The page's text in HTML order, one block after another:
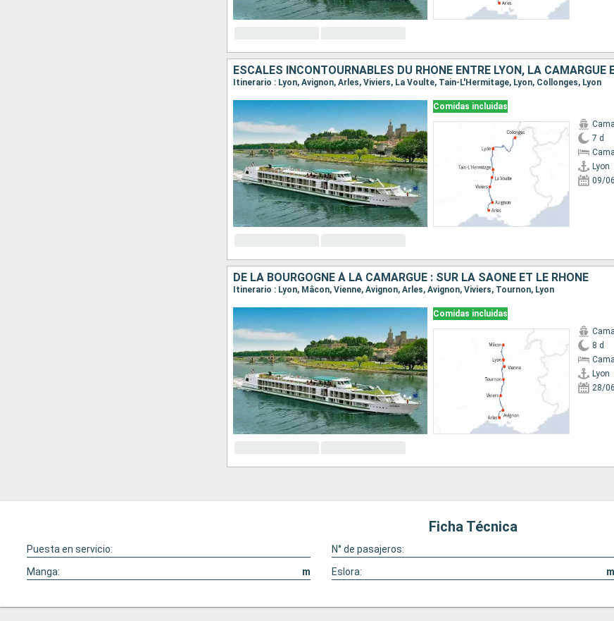
Itinerario : Lyon, Avignon, Arles, Viviers, La Voulte, Tain-L'Hermitage, Lyon, Collonges, Lyon
Comidas incluidas
7 d
Lyon
09/
DE LA BOURGOGNE À LA CAMARGUE : SUR LA SAÔNE ET LE RHÔNE
Itinerario : Lyon, Mâcon, Vienne, Avignon, Arles, Avignon, Viviers, Tournon, Lyon
Comidas incluidas
8 d
Lyon
28/
Ficha Técnica
Puesta en servicio: N° de pasajeros:
Manga:
m Eslora: m